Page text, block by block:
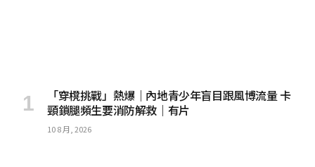
「穿櫈挑戰」熱爆｜內地青少年盲目跟風博流量 卡
頸鎖腿頻生要消防解救｜有片
10 8 月, 2026